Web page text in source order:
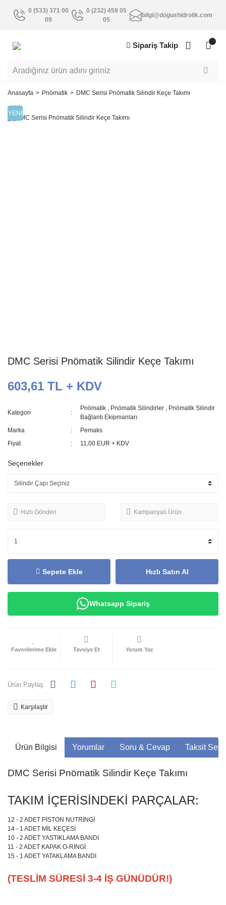
0 (533) 371 00
09
0 (232) 459 05
05
bilgi@dogushidrolik.com
Sipariş Takip
Anasayfa Pnömatik DMC Serisi Pnömatik Silindir Keçe Takımı
YENİ
DMC Serisi Pnömatik Silindir Keçe Takımı
603,61 TL + KDV
Kategori
Pnömatik , Pnömatik Silindirler , Pnömatik Silindir
Bağlantı Ekipmanları
Marka
Pemaks
Fiyat
11,00 EUR + KDV
Seçenekler
Hızlı Gönderi Kampanyalı Ürün
Sepete Ekle Hızlı Satın Al
Whatsapp Sipariş
Tavsiye Et Yorum Yaz
Ürün Paylaş:
Karşılaştır
Ürün Bilgisi Yorumlar Soru & Cevap Taksit
DMC Serisi Pnömatik Silindir Keçe Takımı
TAKIM İÇERİSİNDEKİ PARÇALAR:
12 - 2 ADET PİSTON NUTRİNGİ
14 - 1 ADET MİL KEÇESİ
10 - 2 ADET YASTIKLAMA BANDI
11 - 2 ADET KAPAK O-RİNGİ
15 - 1 ADET YATAKLAMA BANDI
(TESLİM SÜRESİ 3-4 İŞ GÜNÜDÜR!)